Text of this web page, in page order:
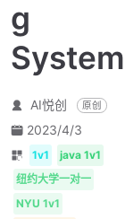
g
System
AI悦创 原创
2023/4/3
1v1
java 1v1
纽约大学一对一
NYU 1v1